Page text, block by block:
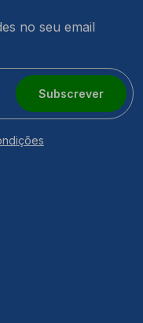
no seu email
Subscrever